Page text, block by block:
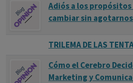
Adiós a los
cambiar sin agotarnos
TRILEMA DE LAS
Cómo el Cerebro
Marketing y